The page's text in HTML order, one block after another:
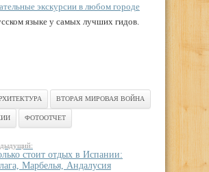
экскурсии в любом городе
языке у самых лучших гидов.
ВТОРАЯ МИРОВАЯ ВОЙНА
ФОТООТЧЕТ
стоит отдых в Испании:
Марбелья, Андалусия